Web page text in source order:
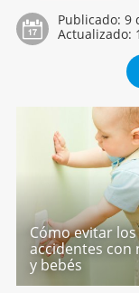
Publicado: 9
Actualizado:
Cómo evitar los
accidentes con
y bebés